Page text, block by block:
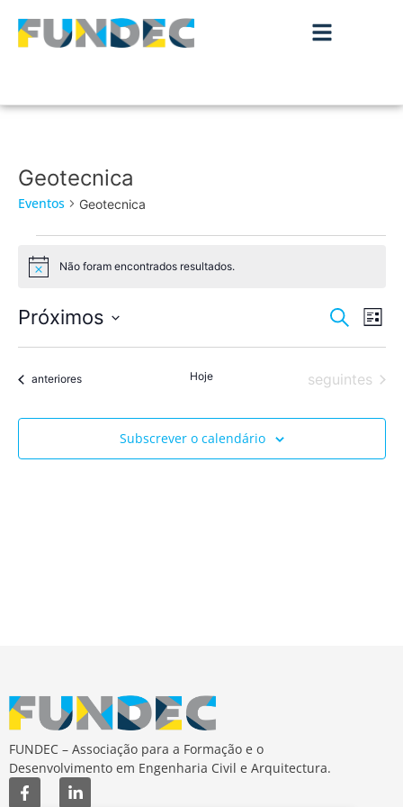
Geotecnica
Eventos Geotecnica
Aviso Não foram encontrados resultados.
de
e
Pesquisar
de
de
Lista
Próximos
a
Eventos
anteriores Hoje Eventos
seguintes
Subscrever o calendário
FUNDEC – Associação para a Formação e o
Desenvolvimento em Engenharia Civil e Arquitectura.